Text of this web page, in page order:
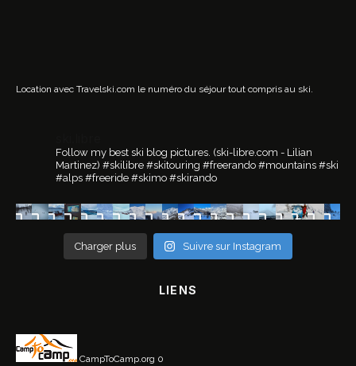
Location avec Travelski.com le numéro du séjour tout compris au ski.
Follow my best ski blog pictures. (ski-libre.com - Lilian
Martinez) #skilibre #skitouring #freerando #mountains #ski
#alps #freeride #skimo #skirando
Charger plus Suivre sur Instagram
LIENS
CampToCamp.org 0